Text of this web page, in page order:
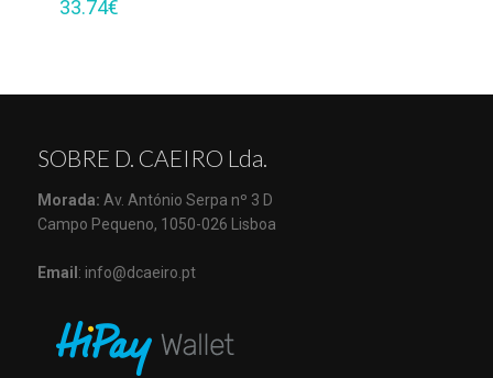
33.74€
SOBRE D. CAEIRO Lda.
Morada: Av. António Serpa nº 3 D
Campo Pequeno, 1050-026 Lisboa
Email : info@dcaeiro.pt